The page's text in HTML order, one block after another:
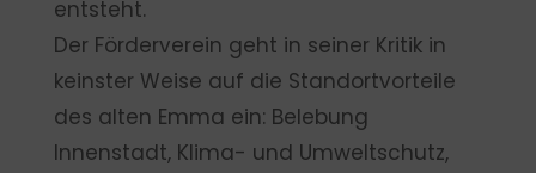
entsteht.
Der Förderverein geht in seiner Kritik in
keinster Weise auf die Standortvorteile
des alten Emma ein: Belebung
Innenstadt, Klima- und Umweltschutz,